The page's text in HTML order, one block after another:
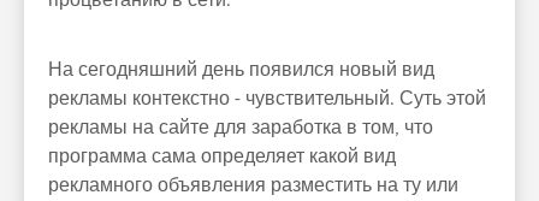
На сегодняшний день появился новый вид
рекламы контекстно - чувствительный. Суть этой
рекламы на сайте для заработка в том, что
программа сама определяет какой вид
рекламного объявления разместить на ту или